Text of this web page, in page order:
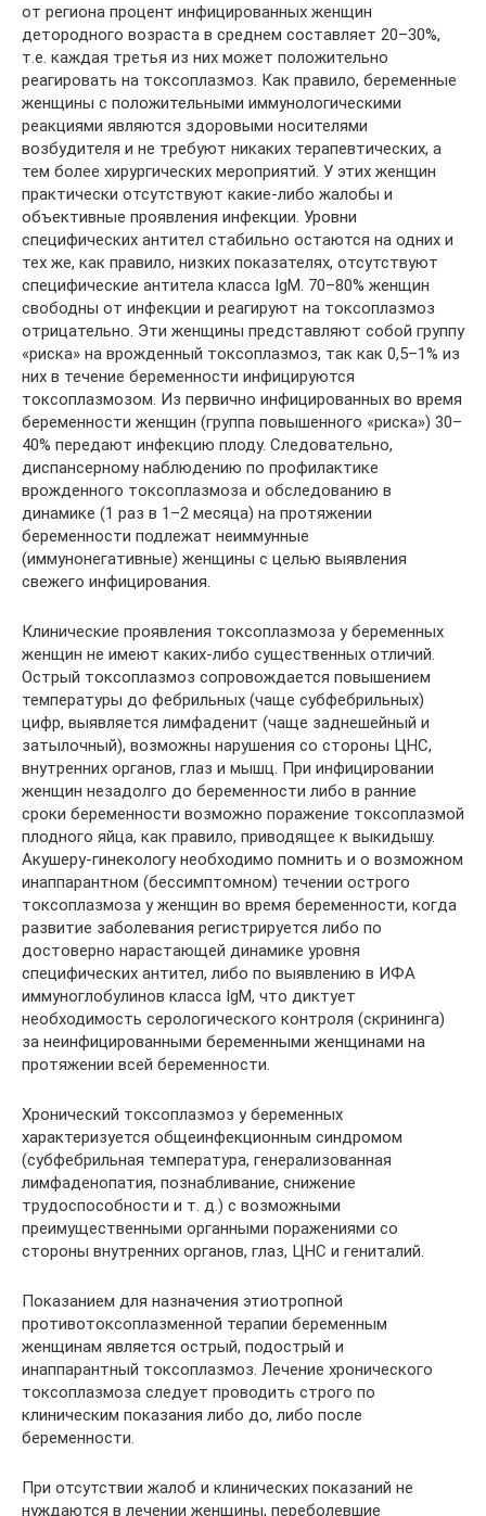
от региона процент инфицированных женщин
детородного возраста в среднем составляет 20–30%,
т.е. каждая третья из них может положительно
реагировать на токсоплазмоз. Как правило, беременные
женщины с положительными иммунологическими
реакциями являются здоровыми носителями
возбудителя и не требуют никаких терапевтических, а
тем более хирургических мероприятий. У этих женщин
практически отсутствуют какие-либо жалобы и
объективные проявления инфекции. Уровни
специфических антител стабильно остаются на одних и
тех же, как правило, низких показателях, отсутствуют
специфические антитела класса IgM. 70–80% женщин
свободны от инфекции и реагируют на токсоплазмоз
отрицательно. Эти женщины представляют собой группу
«риска» на врожденный токсоплазмоз, так как 0,5–1% из
них в течение беременности инфицируются
токсоплазмозом. Из первично инфицированных во время
беременности женщин (группа повышенного «риска») 30–
40% передают инфекцию плоду. Следовательно,
диспансерному наблюдению по профилактике
врожденного токсоплазмоза и обследованию в
динамике (1 раз в 1–2 месяца) на протяжении
беременности подлежат неиммунные
(иммунонегативные) женщины с целью выявления
свежего инфицирования.
Клинические проявления токсоплазмоза у беременных
женщин не имеют каких-либо существенных отличий.
Острый токсоплазмоз сопровождается повышением
температуры до фебрильных (чаще субфебрильных)
цифр, выявляется лимфаденит (чаще заднешейный и
затылочный), возможны нарушения со стороны ЦНС,
внутренних органов, глаз и мышц. При инфицировании
женщин незадолго до беременности либо в ранние
сроки беременности возможно поражение токсоплазмой
плодного яйца, как правило, приводящее к выкидышу.
Акушеру-гинекологу необходимо помнить и о возможном
инаппарантном (бессимптомном) течении острого
токсоплазмоза у женщин во время беременности, когда
развитие заболевания регистрируется либо по
достоверно нарастающей динамике уровня
специфических антител, либо по выявлению в ИФА
иммуноглобулинов класса IgM, что диктует
необходимость серологического контроля (скрининга)
за неинфицированными беременными женщинами на
протяжении всей беременности.
Хронический токсоплазмоз у беременных
характеризуется общеинфекционным синдромом
(субфебрильная температура, генерализованная
лимфаденопатия, познабливание, снижение
трудоспособности и т. д.) с возможными
преимущественными органными поражениями со
стороны внутренних органов, глаз, ЦНС и гениталий.
Показанием для назначения этиотропной
противотоксоплазменной терапии беременным
женщинам является острый, подострый и
инаппарантный токсоплазмоз. Лечение хронического
токсоплазмоза следует проводить строго по
клиническим показания либо до, либо после
беременности.
При отсутствии жалоб и клинических показаний не
нуждаются в лечении женщины, переболевшие